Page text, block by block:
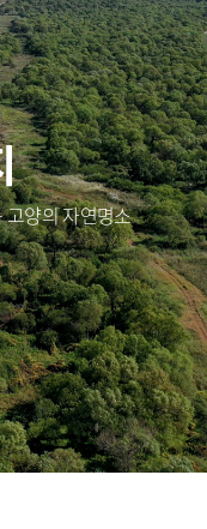
고양의 자연명소